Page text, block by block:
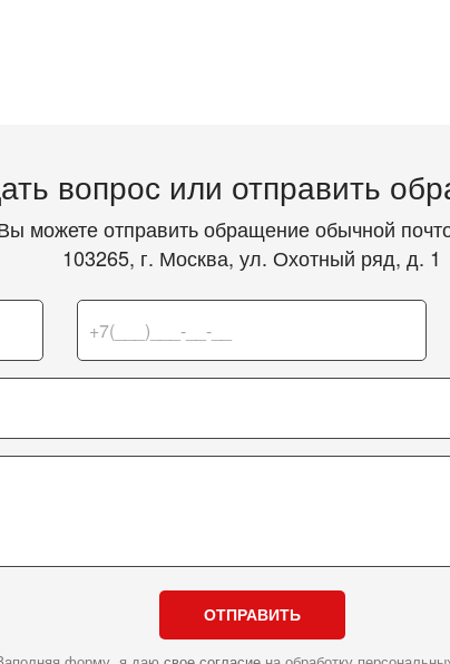
вопрос или отправить
можете отправить обращение обычной
103265, г. Москва, ул. Охотный ряд, д. 1
ОТПРАВИТЬ